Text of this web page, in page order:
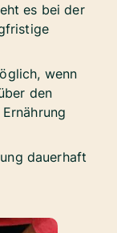
es bei der
wenn
den
dauerhaft